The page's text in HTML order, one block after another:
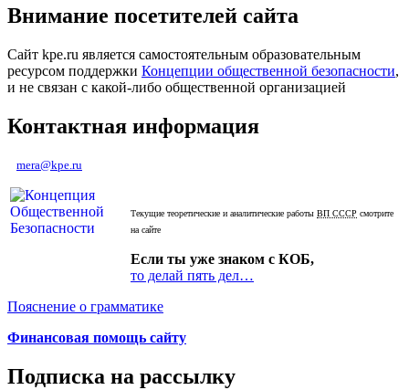
Внимание посетителей сайта
Сайт kpe.ru является самостоятельным образовательным
ресурсом поддержки Концепции общественной безопасности,
и не связан с какой-либо общественной организацией
Контактная информация
mera@kpe.ru
Текущие теоретические и аналитические работы ВП СССР смотрите
на сайте
Если ты уже знаком с КОБ,
то делай пять дел…
Пояснение о грамматике
Финансовая помощь сайту
Подписка на рассылку